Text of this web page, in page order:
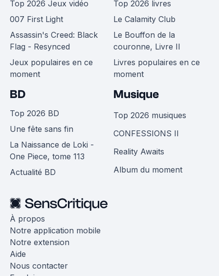
Top 2026 Jeux vidéo
007 First Light
Assassin's Creed: Black
Flag - Resynced
Jeux populaires en ce
moment
Top 2026 livres
Le Calamity Club
Le Bouffon de la
couronne, Livre II
Livres populaires en ce
moment
BD
Top 2026 BD
Une fête sans fin
La Naissance de Loki -
One Piece, tome 113
Actualité BD
Musique
Top 2026 musiques
CONFESSIONS II
Reality Awaits
Album du moment
À propos
Notre application mobile
Notre extension
Aide
Nous contacter